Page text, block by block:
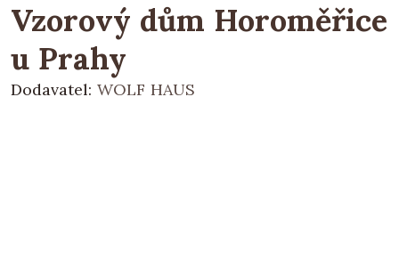
Vzorový dům Horoměřice
u Prahy
Dodavatel: WOLF HAUS